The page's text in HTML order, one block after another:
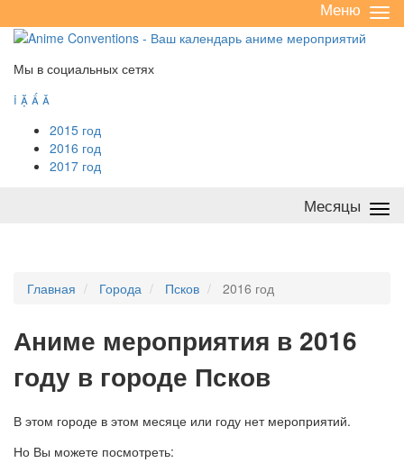
/
Меню
Мы в социальных сетях
   
2015 год
2016 год
2017 год
Месяцы
Главная Города Псков 2016 год
Аниме мероприятия в 2016
году в городе Псков
В этом городе в этом месяце или году нет мероприятий.
Но Вы можете посмотреть: